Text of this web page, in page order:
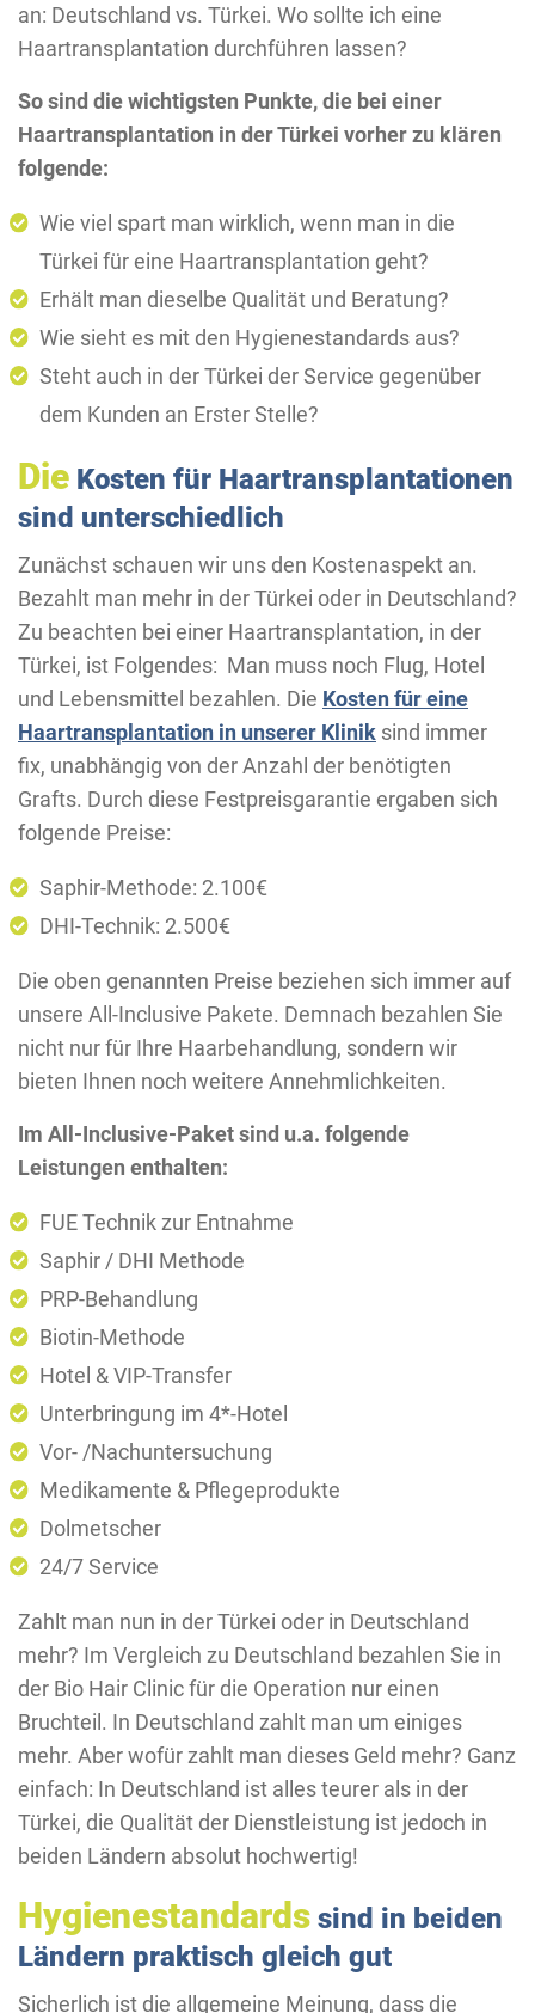
an: Deutschland vs. Türkei. Wo sollte ich eine
Haartransplantation durchführen lassen?
So sind die wichtigsten Punkte, die bei einer
Haartransplantation in der Türkei vorher zu klären
folgende:
Wie viel spart man wirklich, wenn man in die
Türkei für eine Haartransplantation geht?
Erhält man dieselbe Qualität und Beratung?
Wie sieht es mit den Hygienestandards aus?
Steht auch in der Türkei der Service gegenüber
dem Kunden an Erster Stelle?
Die Kosten für Haartransplantationen
sind unterschiedlich
Zunächst schauen wir uns den Kostenaspekt an.
Bezahlt man mehr in der Türkei oder in Deutschland?
Zu beachten bei einer Haartransplantation, in der
Türkei, ist Folgendes: Man muss noch Flug, Hotel
und Lebensmittel bezahlen. Die Kosten für eine
Haartransplantation in unserer Klinik sind immer
fix, unabhängig von der Anzahl der benötigten
Grafts. Durch diese Festpreisgarantie ergaben sich
folgende Preise:
Saphir-Methode: 2.100€
DHI-Technik: 2.500€
Die oben genannten Preise beziehen sich immer auf
unsere All-Inclusive Pakete. Demnach bezahlen Sie
nicht nur für Ihre Haarbehandlung, sondern wir
bieten Ihnen noch weitere Annehmlichkeiten.
Im All-Inclusive-Paket sind u.a. folgende
Leistungen enthalten:
FUE Technik zur Entnahme
Saphir / DHI Methode
PRP-Behandlung
Biotin-Methode
Hotel & VIP-Transfer
Unterbringung im 4*-Hotel
Vor- /Nachuntersuchung
Medikamente & Pflegeprodukte
Dolmetscher
24/7 Service
Zahlt man nun in der Türkei oder in Deutschland
mehr? Im Vergleich zu Deutschland bezahlen Sie in
der Bio Hair Clinic für die Operation nur einen
Bruchteil. In Deutschland zahlt man um einiges
mehr. Aber wofür zahlt man dieses Geld mehr? Ganz
einfach: In Deutschland ist alles teurer als in der
Türkei, die Qualität der Dienstleistung ist jedoch in
beiden Ländern absolut hochwertig!
Hygienestandards sind in beiden
Ländern praktisch gleich gut
Sicherlich ist die allgemeine Meinung, dass die